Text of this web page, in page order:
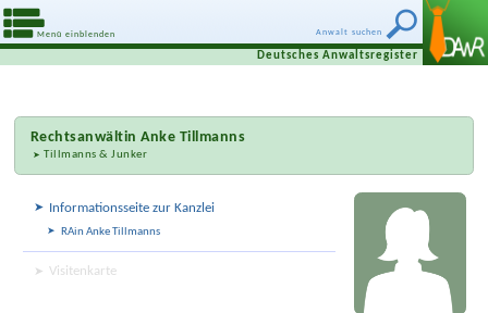
Anwalt suchen
Menü einblenden
Deutsches Anwaltsregister
RechtsanwältinAnke Tillmanns
Tillmanns & Junker
Informationsseite zur Kanzlei
RAin Anke Tillmanns
Visitenkarte